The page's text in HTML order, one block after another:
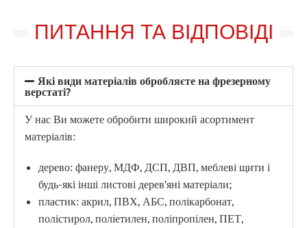
ПИТАННЯ ТА ВІДПОВІДІ
Які види матеріалів обробляєте на фрезерному
верстаті?
У нас Ви можете обробити широкий асортимент
матеріалів:
дерево: фанеру, МДФ, ДСП, ДВП, меблеві щити і
будь-які інші листові дерев’яні матеріали;
пластик: акрил, ПВХ, АБС, полікарбонат,
полістирол, поліетилен, поліпропілен, ПЕТ,